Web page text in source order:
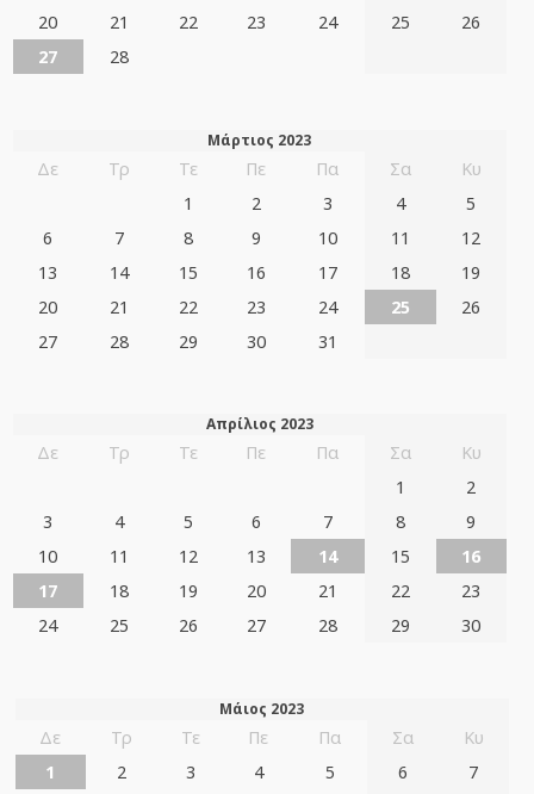
20
21 22 23 24 25
26
27
28
Μάρτιος 2023
Δε Τρ Τε Πε Πα Σα
Κυ
1
2 3 4
5
6
7 8 9 10 11
12
13
14 15 16 17 18
19
20
21 22 23 24 25
26
27
28 29 30 31
Απρίλιος 2023
Δε Τρ Τε Πε Πα Σα
Κυ
1
2
3
4 5 6 7 8
9
10
11 12 13 14 15
16
17
18 19 20 21 22
23
24
25 26 27 28 29 30
Μάιος 2023
Δε Τρ Τε Πε Πα Σα
Κυ
1
2 3 4 5 6
7